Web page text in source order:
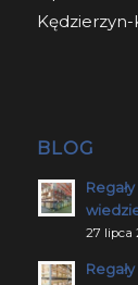
BLOG
27 lipca